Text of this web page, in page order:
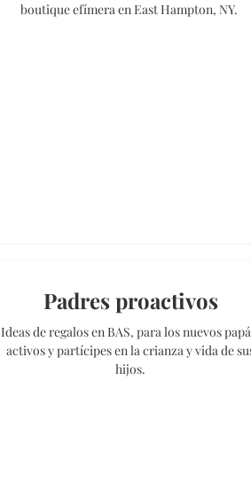
boutique efímera en East Hampton, NY.
Padres proactivos
Ideas de regalos en BAS, para los nuevos
activos y partícipes en la crianza y vida de
hijos.